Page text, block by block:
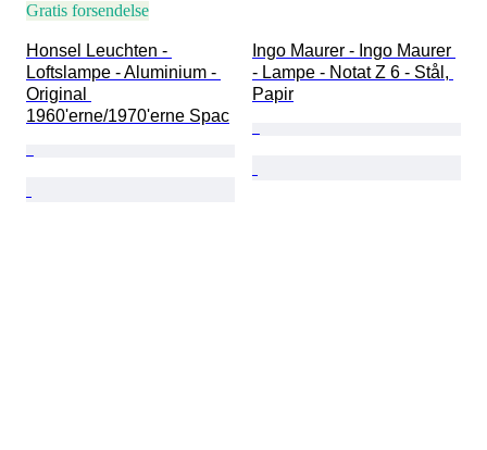
Gratis forsendelse
Honsel Leuchten -
Loftslampe - Aluminium -
Original
1960'erne/1970'erne Spac
Ingo Maurer - Ingo Maurer
- Lampe - Notat Z 6 - Stål,
Papir